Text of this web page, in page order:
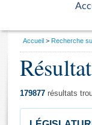
Vous
Accueil Recherche
179877 résultats